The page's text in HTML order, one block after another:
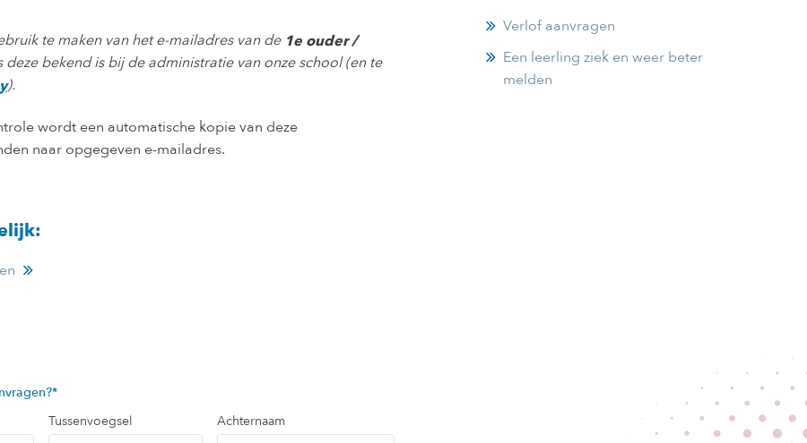
te maken van het e-mailadres van de 1e ouder /
deze bekend is bij de administratie van onze school (en te
).
wordt een automatische kopie van deze
naar opgegeven e-mailadres.
Verlof aanvragen
Een leerling ziek en weer beter
melden
*
Tussenvoegsel Achternaam